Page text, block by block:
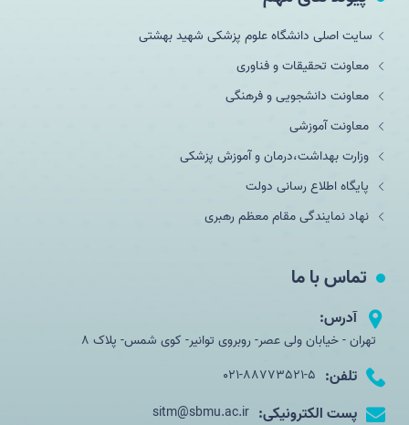
سایت اصلی دانشگاه علوم پزشکی شهید بهشتی
معاونت تحقیقات و فناوری
معاونت دانشجویی و فرهنگی
معاونت آموزشی
وزارت بهداشت،درمان و آموزش پزشکی
پایگاه اطلاع رسانی دولت
نهاد نمایندگی مقام معظم رهبری
تماس با ما
آدرس:
تهران - خیابان ولی عصر- روبروی توانیر- کوی شمس- پلاک 8
تلفن: 021-88773521-5
پست الکترونیکی: sitm@sbmu.ac.ir